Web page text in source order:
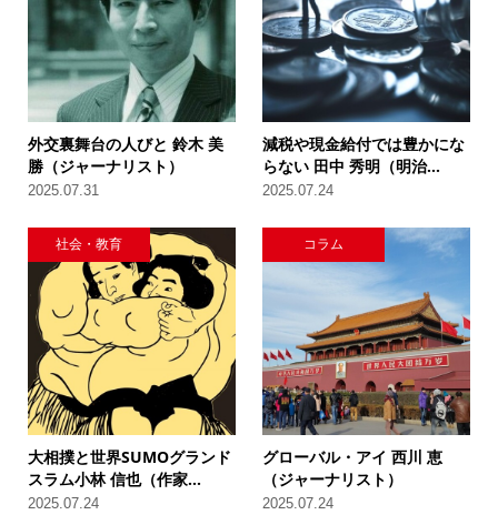
外交裏舞台の人びと 鈴木 美
勝（ジャーナリスト）
2025.07.31
減税や現金給付では豊かにな
らない 田中 秀明（明治...
2025.07.24
社会・教育
大相撲と世界SUMOグランド
スラム小林 信也（作家...
2025.07.24
コラム
グローバル・アイ 西川 恵
（ジャーナリスト）
2025.07.24